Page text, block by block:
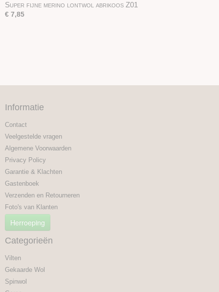
Super fijne merino lontwol abrikoos Z01
€ 7,85
Informatie
Contact
Veelgestelde vragen
Algemene Voorwaarden
Privacy Policy
Garantie & Klachten
Gastenboek
Verzenden en Retourneren
Foto's van Klanten
Herroeping
Categorieën
Vilten
Gekaarde Wol
Spinwol